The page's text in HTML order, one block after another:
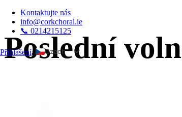
Kontaktujte nás
info@corkchoral.ie
📞 0214215125
Přihlášenía
Czech
Poslední